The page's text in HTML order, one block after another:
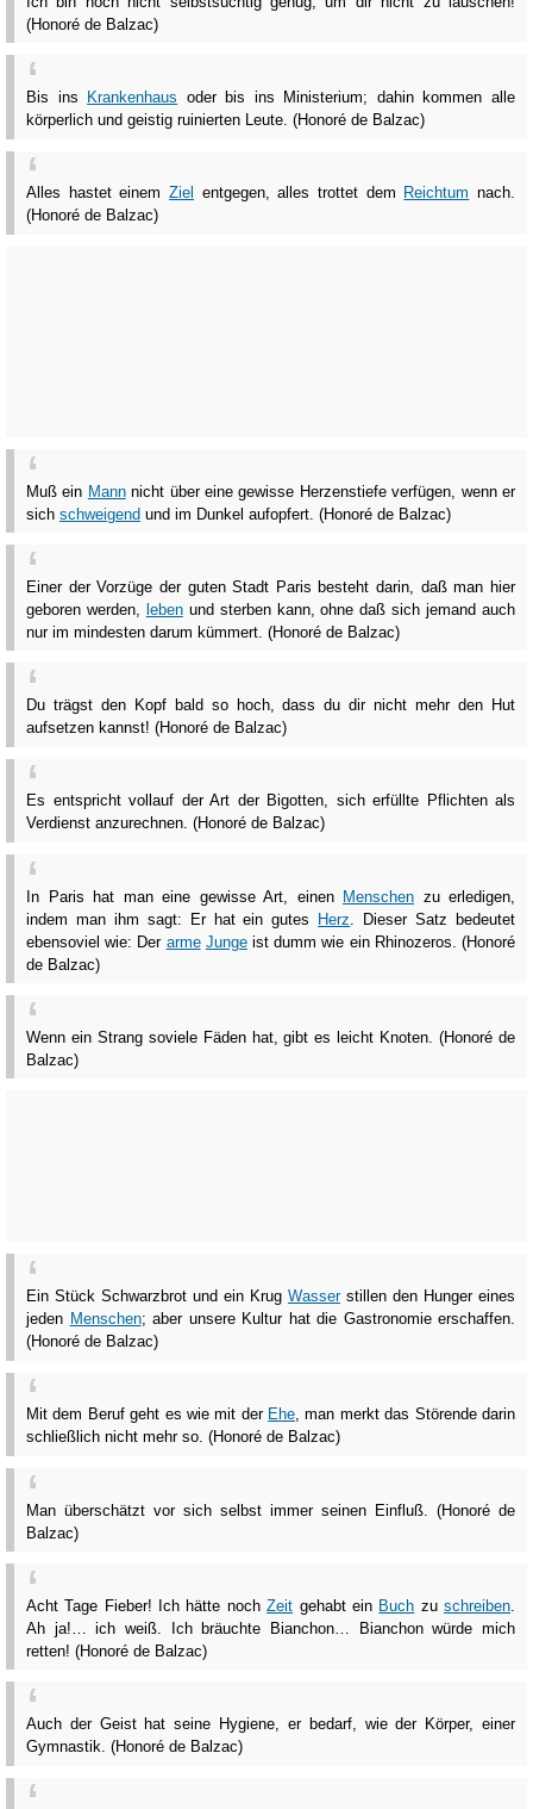
(Honoré de Balzac)
Bis ins Krankenhaus oder bis ins Ministerium; dahin kommen alle
körperlich und geistig ruinierten Leute. (Honoré de Balzac)
Alles hastet einem Ziel entgegen, alles trottet dem Reichtum nach.
(Honoré de Balzac)
Muß ein Mannnicht über eine gewisse Herzenstiefe verfügen, wenn er
sich schweigend und im Dunkel aufopfert. (Honoré de Balzac)
Einer der Vorzüge der guten Stadt Paris besteht darin, daß man hier
geboren werden,
lebenund sterben kann, ohne daß sich jemand auch
nur im mindesten darum kümmert. (Honoré de Balzac)
Du trägst den Kopf bald so hoch, dass du dir nicht mehr den Hut
aufsetzen kannst! (Honoré de Balzac)
Es entspricht vollauf der Art der Bigotten, sich erfüllte Pflichten als
Verdienst anzurechnen. (Honoré de Balzac)
In Paris hat man eine gewisse Art, einen Menschen zu erledigen,
indem man ihm sagt: Er hat ein gutes Herz . Dieser Satz bedeutet
ebensoviel wie: Der arme Jungeist dumm wie ein Rhinozeros. (Honoré
de Balzac)
Wenn ein Strang soviele Fäden hat, gibt es leicht Knoten. (Honoré de
Balzac)
Ein Stück Schwarzbrot und ein Krug Wasserstillen den Hunger eines
jeden Menschen; aber unsere Kultur hat die Gastronomie erschaffen.
(Honoré de Balzac)
Mit dem Beruf geht es wie mit der Ehe, man merkt das Störende darin
schließlich nicht mehr so. (Honoré de Balzac)
Man überschätzt vor sich selbst immer seinen Einfluß. (Honoré de
Balzac)
Acht Tage Fieber! Ich hätte nochZeit gehabt ein Buch zuschreiben
Ah ja!… ich weiß. Ich bräuchte Bianchon… Bianchon würde mich
retten! (Honoré de Balzac)
Auch der Geist hat seine Hygiene, er bedarf, wie der Körper, einer
Gymnastik. (Honoré de Balzac)